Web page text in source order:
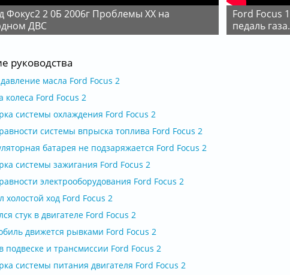
ДВС
Ford Focus 1.6 Плохо едет и почти не реагирует на
педаль газа.
руководства
масла Ford Focus 2
колеса Ford Focus 2
системы охлаждения Ford Focus 2
системы впрыска топлива Ford Focus 2
батарея не подзаряжается Ford Focus 2
системы зажигания Ford Focus 2
электрооборудования Ford Focus 2
холостой ход Ford Focus 2
стук в двигателе Ford Focus 2
движется рывками Ford Focus 2
подвеске и трансмиссии Ford Focus 2
системы питания двигателя Ford Focus 2